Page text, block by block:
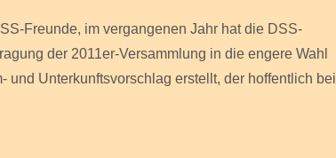
Freunde, im vergangenen Jahr hat die DSS-
der 2011er-Versammlung in die engere Wahl
und Unterkunftsvorschlag erstellt, der hoffentlich bei